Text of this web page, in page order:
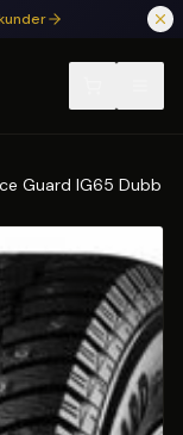
Guard IG65 Dubb